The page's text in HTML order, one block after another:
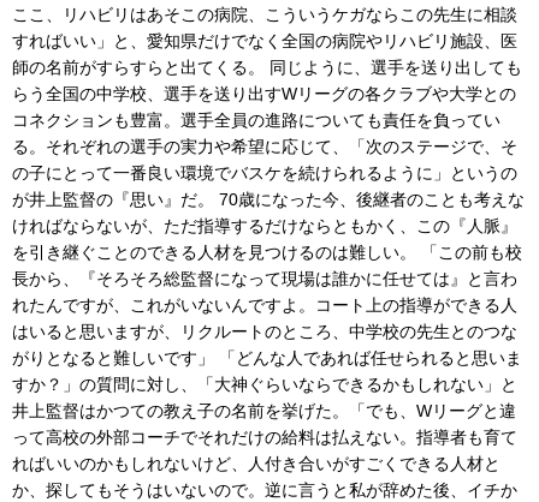
ここ、リハビリはあそこの病院、こういうケガならこの先生に相談
すればいい」と、愛知県だけでなく全国の病院やリハビリ施設、医
師の名前がすらすらと出てくる。 同じように、選手を送り出しても
らう全国の中学校、選手を送り出すWリーグの各クラブや大学との
コネクションも豊富。選手全員の進路についても責任を負ってい
る。それぞれの選手の実力や希望に応じて、「次のステージで、そ
の子にとって一番良い環境でバスケを続けられるように」というの
が井上監督の『思い』だ。 70歳になった今、後継者のことも考えな
ければならないが、ただ指導するだけならともかく、この『人脈』
を引き継ぐことのできる人材を見つけるのは難しい。 「この前も校
長から、『そろそろ総監督になって現場は誰かに任せては』と言わ
れたんですが、これがいないんですよ。コート上の指導ができる人
はいると思いますが、リクルートのところ、中学校の先生とのつな
がりとなると難しいです」 「どんな人であれば任せられると思いま
すか？」の質問に対し、「大神ぐらいならできるかもしれない」と
井上監督はかつての教え子の名前を挙げた。「でも、Wリーグと違
って高校の外部コーチでそれだけの給料は払えない。指導者も育て
ればいいのかもしれないけど、人付き合いがすごくできる人材と
か、探してもそうはいないので。逆に言うと私が辞めた後、イチか